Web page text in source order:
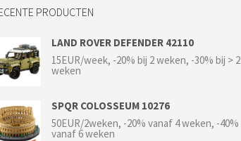
PRODUCTEN
LAND ROVER DEFENDER 42110
15EUR/week, -20% bij 2 weken, -30% bij > 2
weken
SPQR COLOSSEUM 10276
50EUR/2weken, -20% vanaf 4 weken, -40%
vanaf 6 weken